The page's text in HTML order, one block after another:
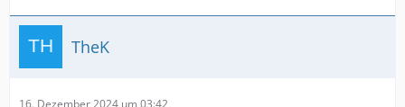
TheK
16. Dezember 2024 um 03:42